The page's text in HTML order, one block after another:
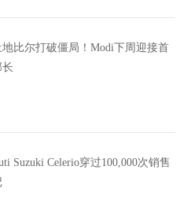
地比尔打破僵局！Modi下周迎接首
长
Suzuki Celerio穿过100,000次销售